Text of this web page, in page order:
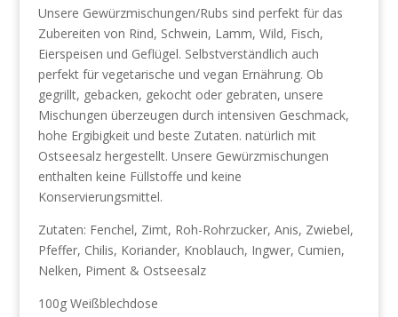
Unsere Gewürzmischungen/Rubs sind perfekt für das
Zubereiten von Rind, Schwein, Lamm, Wild, Fisch,
Eierspeisen und Geflügel. Selbstverständlich auch
perfekt für vegetarische und vegan Ernährung. Ob
gegrillt, gebacken, gekocht oder gebraten, unsere
Mischungen überzeugen durch intensiven Geschmack,
hohe Ergibigkeit und beste Zutaten. natürlich mit
Ostseesalz hergestellt. Unsere Gewürzmischungen
enthalten keine Füllstoffe und keine
Konservierungsmittel.
Zutaten: Fenchel, Zimt, Roh-Rohrzucker, Anis, Zwiebel,
Pfeffer, Chilis, Koriander, Knoblauch, Ingwer, Cumien,
Nelken, Piment & Ostseesalz
100g Weißblechdose